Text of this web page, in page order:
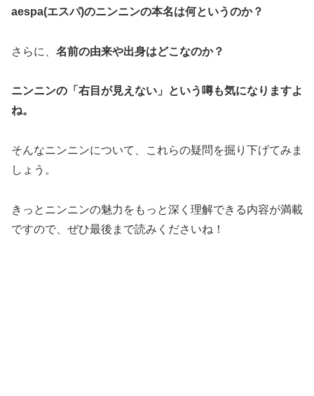
aespa(エスパ)のニンニンの本名は何というのか？
さらに、 名前の由来や出身はどこなのか？
ニンニンの「右目が見えない」という噂も気になりますよ
ね。
そんなニンニンについて、これらの疑問を掘り下げてみま
しょう。
きっとニンニンの魅力をもっと深く理解できる内容が満載
ですので、ぜひ最後まで読みくださいね！